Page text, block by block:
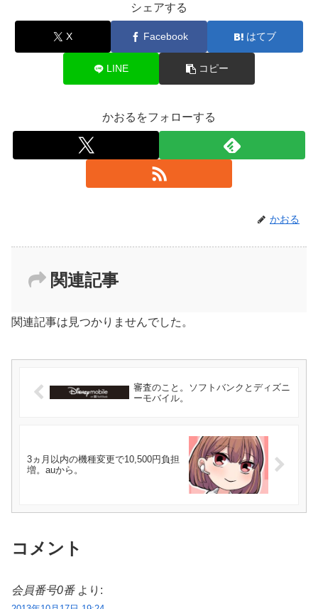
シェアする
X Facebook はてブ
LINE コピー
かおるをフォローする
かおる
関連記事
関連記事は見つかりませんでした。
審査のこと。ソフトバンクとディズニ
ーモバイル。
3ヵ月以内の機種変更で10,500円負担
増。auから。
コメント
会員番号0番 より: